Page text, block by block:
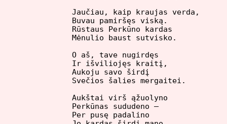
Jaučiau, kaip kraujas verda,
Buvau pamiršęs viską.
Rūstaus Perkūno kardas
Mėnulio baust sutvisko.
O aš, tave nugirdęs
Ir išviliojęs kraitį,
Aukoju savo širdį
Svečios šalies mergaitei.
Aukštai virš ąžuolyno
Perkūnas sududeno –
Per pusę padalino